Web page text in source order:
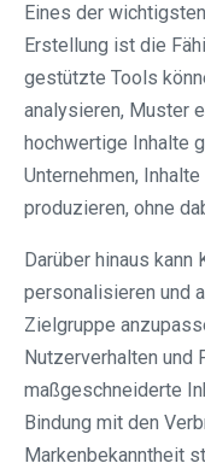
Eines der
Erstellung ist die
gestützte Tools
analysieren, Muster
hochwertige Inhalte
Unternehmen,
produzieren, ohne
Darüber hinaus kann
personalisieren und
Zielgruppe
Nutzerverhalten und
maßgeschneiderte
Bindung mit den
Markenbekanntheit